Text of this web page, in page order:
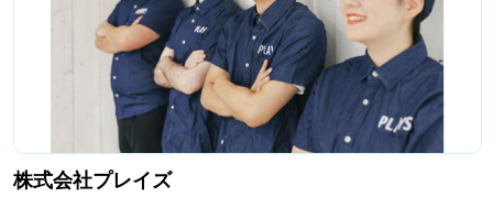
株式会社プレイズ